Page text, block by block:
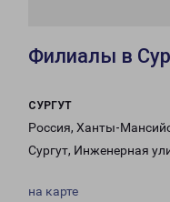
Филиалы в
СУРГУТ
Россия, Ханты-
Сургут, Инженерная
на карте